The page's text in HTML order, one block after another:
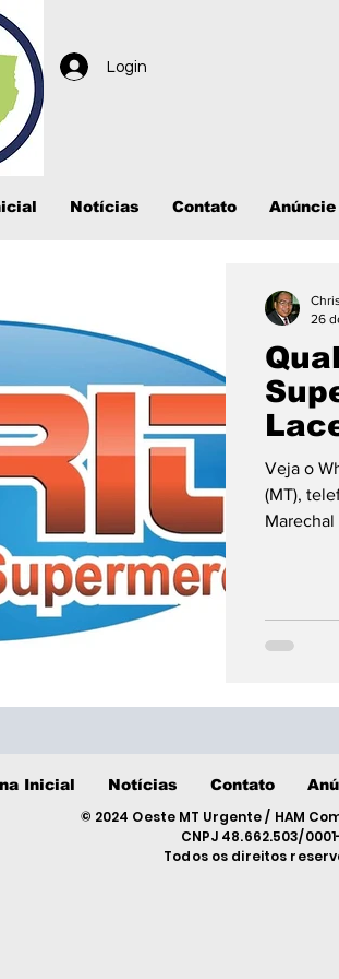
Login
Notícias Contato
e
Veja o
(MT),
26
Inicial Notícias Contato
© 2024 Oeste MT Urgente / HAM
CNPJ 48.662.503/
Todos os direitos